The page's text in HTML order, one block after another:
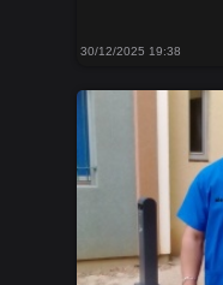
30/12/2025 19:38